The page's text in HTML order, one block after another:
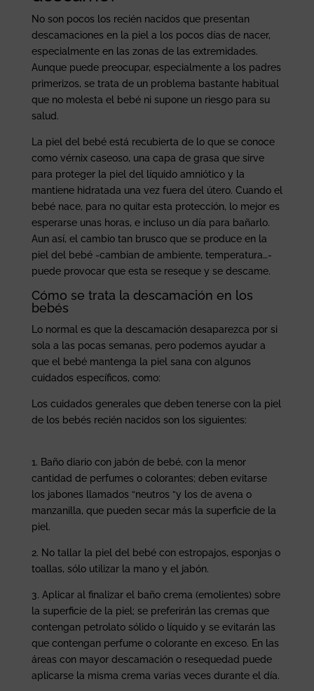
No son pocos los recién nacidos que presentan
descamaciones en la piel a los pocos días de nacer,
especialmente en las zonas de las extremidades.
Aunque puede preocupar, especialmente a los padres
primerizos, se trata de un problema bastante habitual
que no molesta el bebé ni supone un riesgo para su
salud.
La piel del bebé está recubierta de lo que se conoce
como vérnix caseoso, una capa de grasa que sirve
para proteger la piel del líquido amniótico y la
mantiene hidratada una vez fuera del útero. Cuando el
bebé nace, para no quitar esta protección, lo mejor es
esperarse unas horas, e incluso un día para bañarlo.
Aun así, el cambio tan brusco que se produce en la
piel del bebé -cambian de ambiente, temperatura…-
puede provocar que esta se reseque y se descame.
Cómo se trata la descamación en los
bebés
Lo normal es que la descamación desaparezca por si
sola a las pocas semanas, pero podemos ayudar a
que el bebé mantenga la piel sana con algunos
cuidados específicos, como:
Los cuidados generales que deben tenerse con la piel
de los bebés recién nacidos son los siguientes:
1. Baño diario con jabón de bebé, con la menor
cantidad de perfumes o colorantes; deben evitarse
los jabones llamados “neutros “y los de avena o
manzanilla, que pueden secar más la superficie de la
piel.
2. No tallar la piel del bebé con estropajos, esponjas o
toallas, sólo utilizar la mano y el jabón.
3. Aplicar al finalizar el baño crema (emolientes) sobre
la superficie de la piel; se preferirán las cremas que
contengan petrolato sólido o líquido y se evitarán las
que contengan perfume o colorante en exceso. En las
áreas con mayor descamación o resequedad puede
aplicarse la misma crema varias veces durante el día.